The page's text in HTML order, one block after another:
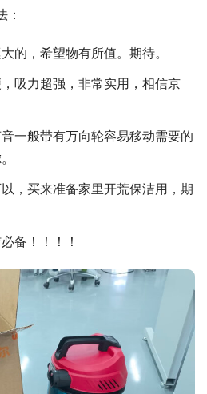
：
的，希望物有所值。期待。
吸力超强，非常实用，相信京
一般带有万向轮容易移动需要的
，买来准备家里开荒保洁用，期
备！！！！